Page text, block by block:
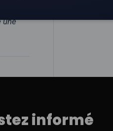
une
informé